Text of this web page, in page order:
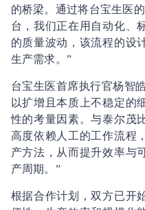
的桥梁。通过将台宝生医
台，我们正在用自动化、
的质量波动，该流程的设
生产需求。”
台宝生医首席执行官杨智
以扩增且本质上不稳定的
性的考量因素。与泰尔茂
高度依赖人工的工作流程
产方法，从而提升效率与
产周期。”
根据合作计划，双方已开